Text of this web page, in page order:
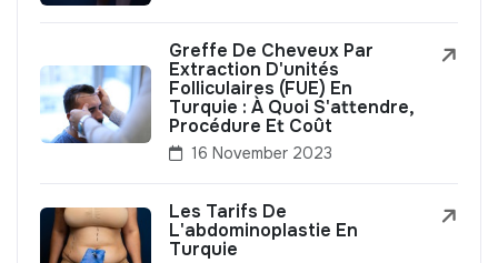
Greffe De Cheveux Par
Extraction D'unités
Folliculaires (FUE) En
Turquie : À Quoi S'attendre,
Procédure Et Coût
16 November 2023
Les Tarifs De
L'abdominoplastie En
Turquie